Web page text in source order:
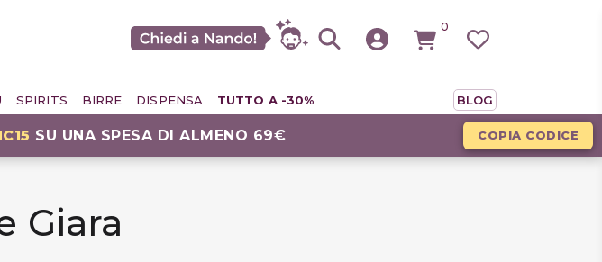
0
SPIRITS BIRRE DISPENSA TUTTO A -30% BLOG
SU UNA SPESA DI ALMENO 69€ COPIA CODICE
Giara